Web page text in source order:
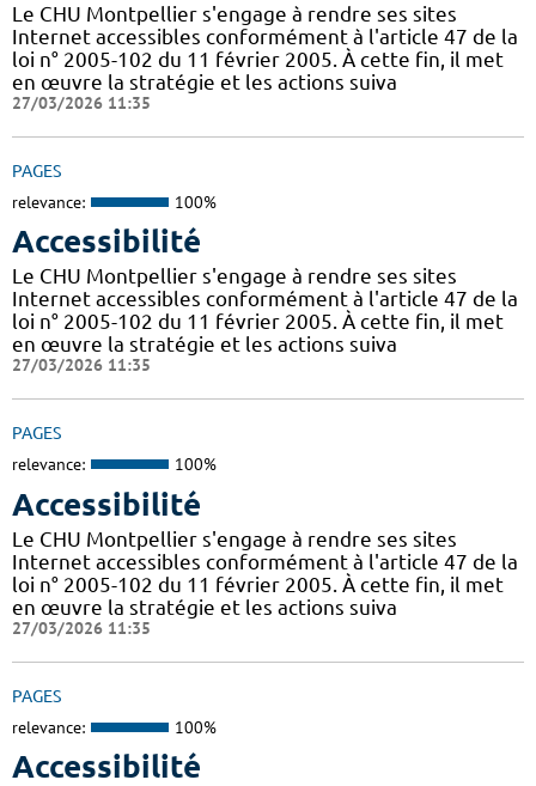
Le CHU Montpellier s'engage à rendre ses sites
Internet accessibles conformément à l'article 47 de la
loi n° 2005-102 du 11 février 2005. À cette fin, il met
en œuvre la stratégie et les actions suiva
27/03/2026 11:35
PAGES
relevance: 100%
Accessibilité
Le CHU Montpellier s'engage à rendre ses sites
Internet accessibles conformément à l'article 47 de la
loi n° 2005-102 du 11 février 2005. À cette fin, il met
en œuvre la stratégie et les actions suiva
27/03/2026 11:35
PAGES
relevance: 100%
Accessibilité
Le CHU Montpellier s'engage à rendre ses sites
Internet accessibles conformément à l'article 47 de la
loi n° 2005-102 du 11 février 2005. À cette fin, il met
en œuvre la stratégie et les actions suiva
27/03/2026 11:35
PAGES
relevance: 100%
Accessibilité